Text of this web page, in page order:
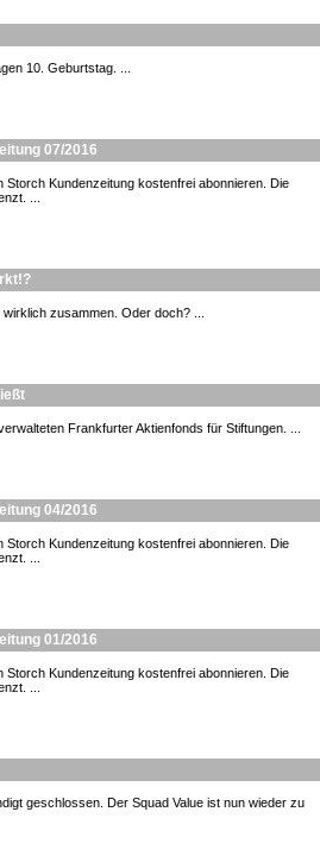
10. Geburtstag. ...
07/2016
Kundenzeitung kostenfrei abonnieren. Die
...
zusammen. Oder doch? ...
Frankfurter Aktienfonds für Stiftungen. ...
04/2016
Kundenzeitung kostenfrei abonnieren. Die
...
01/2016
Kundenzeitung kostenfrei abonnieren. Die
...
geschlossen. Der Squad Value ist nun wieder zu